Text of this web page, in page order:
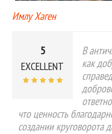
Имлу Хаген
5
EXCELLENT
В
как
что ценность
создании круговорота